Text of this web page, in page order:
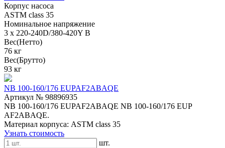
Корпус насоса
ASTM class 35
Номинальное напряжение
3 x 220-240D/380-420Y В
Вес(Нетто)
76 кг
Вес(Брутто)
93 кг
NB 100-160/176 EUPAF2ABAQE
Артикул № 98896935
NB 100-160/176 EUPAF2ABAQE NB 100-160/176 EUP
AF2ABAQE.
Материал корпуса: ASTM class 35
Узнать стоимость
шт.